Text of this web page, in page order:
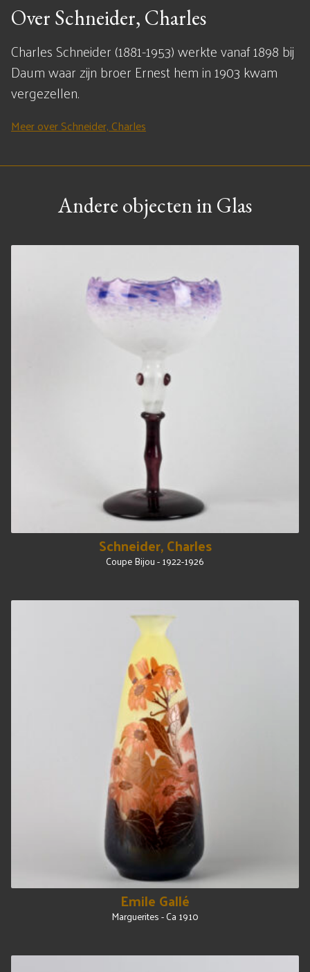
Over Schneider, Charles
Charles Schneider (1881-1953) werkte vanaf 1898 bij
Daum waar zijn broer Ernest hem in 1903 kwam
vergezellen.
Meer over Schneider, Charles
Andere objecten in Glas
Schneider, Charles
Coupe Bijou - 1922-1926
Emile Gallé
Marguerites - Ca 1910